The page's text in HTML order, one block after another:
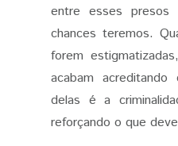
entre esses
chances teremos.
forem
acabam
delas é a
reforçando o que